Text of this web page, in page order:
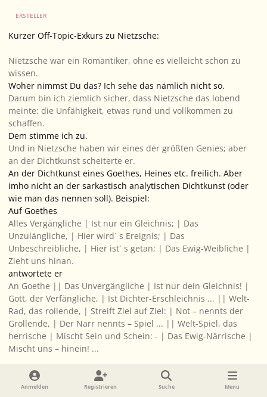
ERSTELLER
Kurzer Off-Topic-Exkurs zu Nietzsche:
Nietzsche war ein Romantiker, ohne es vielleicht schon zu
wissen.
Woher nimmst Du das? Ich sehe das nämlich nicht so.
Darum bin ich ziemlich sicher, dass Nietzsche das lobend
meinte: die Unfähigkeit, etwas rund und vollkommen zu
schaffen.
Dem stimme ich zu.
Und in Nietzsche haben wir eines der größten Genies; aber
an der Dichtkunst scheiterte er.
An der Dichtkunst eines Goethes, Heines etc. freilich. Aber
imho nicht an der sarkastisch analytischen Dichtkunst (oder
wie man das nennen soll). Beispiel:
Auf Goethes
Alles Vergängliche | Ist nur ein Gleichnis; | Das
Unzulängliche, | Hier wird´ s Ereignis; | Das
Unbeschreibliche, | Hier ist´ s getan; | Das Ewig-Weibliche |
Zieht uns hinan.
antwortete er
An Goethe || Das Unvergängliche | Ist nur dein Gleichnis! |
Gott, der Verfängliche, | Ist Dichter-Erschleichnis ... || Welt-
Rad, das rollende, | Streift Ziel auf Ziel: | Not – nennts der
Grollende, | Der Narr nennts – Spiel ... || Welt-Spiel, das
herrische | Mischt Sein und Schein: - | Das Ewig-Närrische |
Mischt uns – hinein! ...
Um mir hierzu eine qualifiziertere Meinung bilden zu können,
Anmelden Registrieren Suche Menu